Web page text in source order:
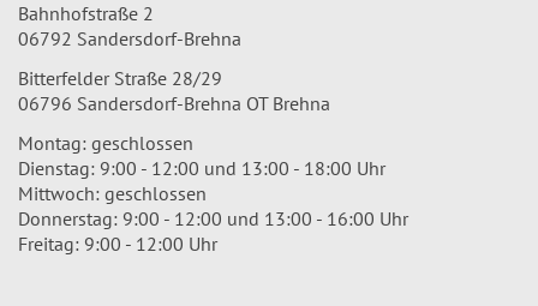
Bahnhofstraße 2
06792 Sandersdorf-Brehna
Bitterfelder Straße 28/29
06796 Sandersdorf-Brehna OT Brehna
Montag: geschlossen
Dienstag: 9:00 - 12:00 und 13:00 - 18:00 Uhr
Mittwoch: geschlossen
Donnerstag: 9:00 - 12:00 und 13:00 - 16:00 Uhr
Freitag: 9:00 - 12:00 Uhr